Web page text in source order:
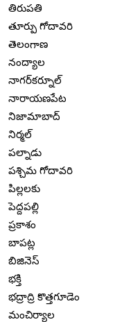
తిరుపతి
తూర్పు గోదావరి
తెలంగాణ
నంద్యాల
నాగర్‌కర్నూల్
నారాయణపేట
నిజామాబాద్
నిర్మల్
పల్నాడు
పశ్చిమ గోదావరి
పిల్లలకు
పెద్దపల్లి
ప్రకాశం
బాపట్ల
బిజినెస్
భక్తి
భద్రాద్రి కొత్తగూడెం
మంచిర్యాల